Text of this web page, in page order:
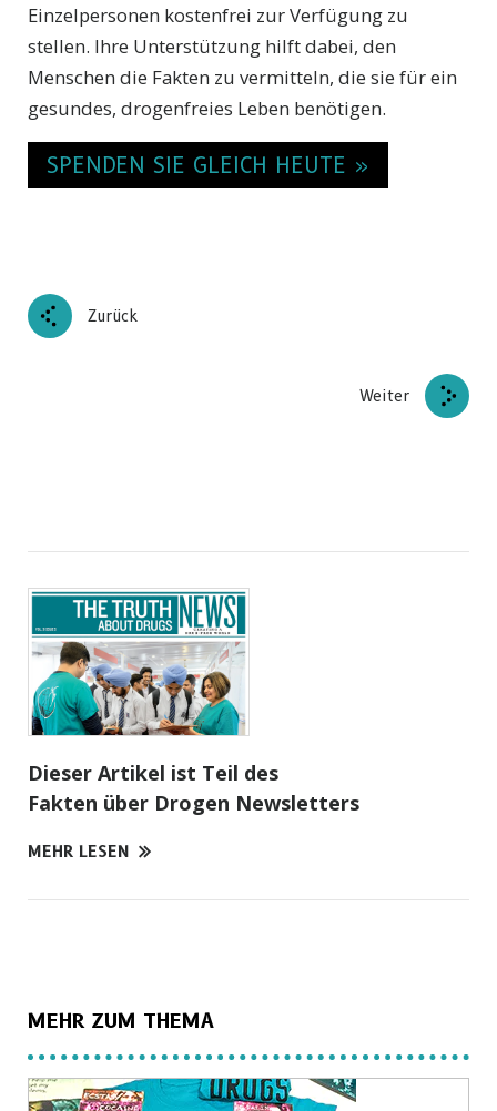
Einzelpersonen kostenfrei zur Verfügung zu
stellen. Ihre Unterstützung hilft dabei, den
Menschen die Fakten zu vermitteln, die sie für ein
gesundes, drogenfreies Leben benötigen.
SPENDEN SIE GLEICH HEUTE »
Zurück
Weiter
Dieser Artikel ist Teil des
Fakten über Drogen Newsletters
MEHR LESEN
MEHR ZUM THEMA